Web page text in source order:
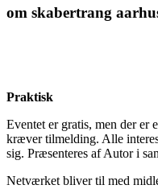
om skabertrang
Praktisk
Eventet er gratis, men der er
kræver tilmelding. Alle
sig. Præsenteres af Autor i
Netværket bliver til med